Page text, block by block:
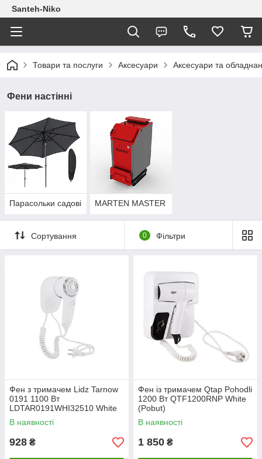
Santeh-Niko
Товари та послуги Аксесуари Аксесуари та
Фени настінні
Парасольки садові MARTEN MASTER
Сортування 0 Фільтри
Фен з тримачем Lidz Tarnow
0191 1100 Вт
LDTAR0191WHI32510 White
В наявності
928 ₴
Фен із тримачем Qtap Pohodli
1200 Вт QTF1200RNP White
(Pobut)
В наявності
1 850 ₴